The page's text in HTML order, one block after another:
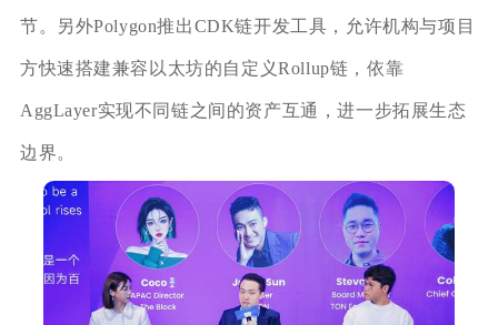
节。另外Polygon推出CDK链开发工具，允许机构与项目
方快速搭建兼容以太坊的自定义Rollup链，依靠
AggLayer实现不同链之间的资产互通，进一步拓展生态
边界。